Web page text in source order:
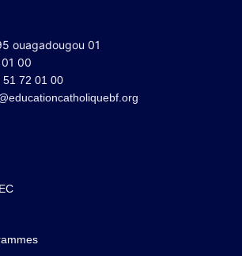
ouagadougou 01
00
51 72 01 00